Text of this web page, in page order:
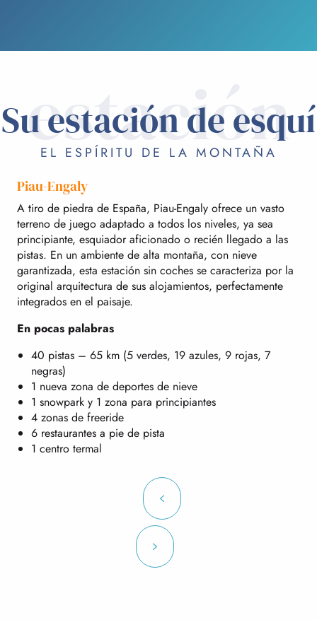
estación
Su estación de esquí
EL ESPÍRITU DE LA MONTAÑA
Piau-Engaly
A tiro de piedra de España, Piau-Engaly ofrece un vasto
terreno de juego adaptado a todos los niveles, ya sea
principiante, esquiador aficionado o recién llegado a las
pistas. En un ambiente de alta montaña, con nieve
garantizada, esta estación sin coches se caracteriza por la
original arquitectura de sus alojamientos, perfectamente
integrados en el paisaje.
En pocas palabras
40 pistas – 65 km (5 verdes, 19 azules, 9 rojas, 7
negras)
1 nueva zona de deportes de nieve
1 snowpark y 1 zona para principiantes
4 zonas de freeride
6 restaurantes a pie de pista
1 centro termal